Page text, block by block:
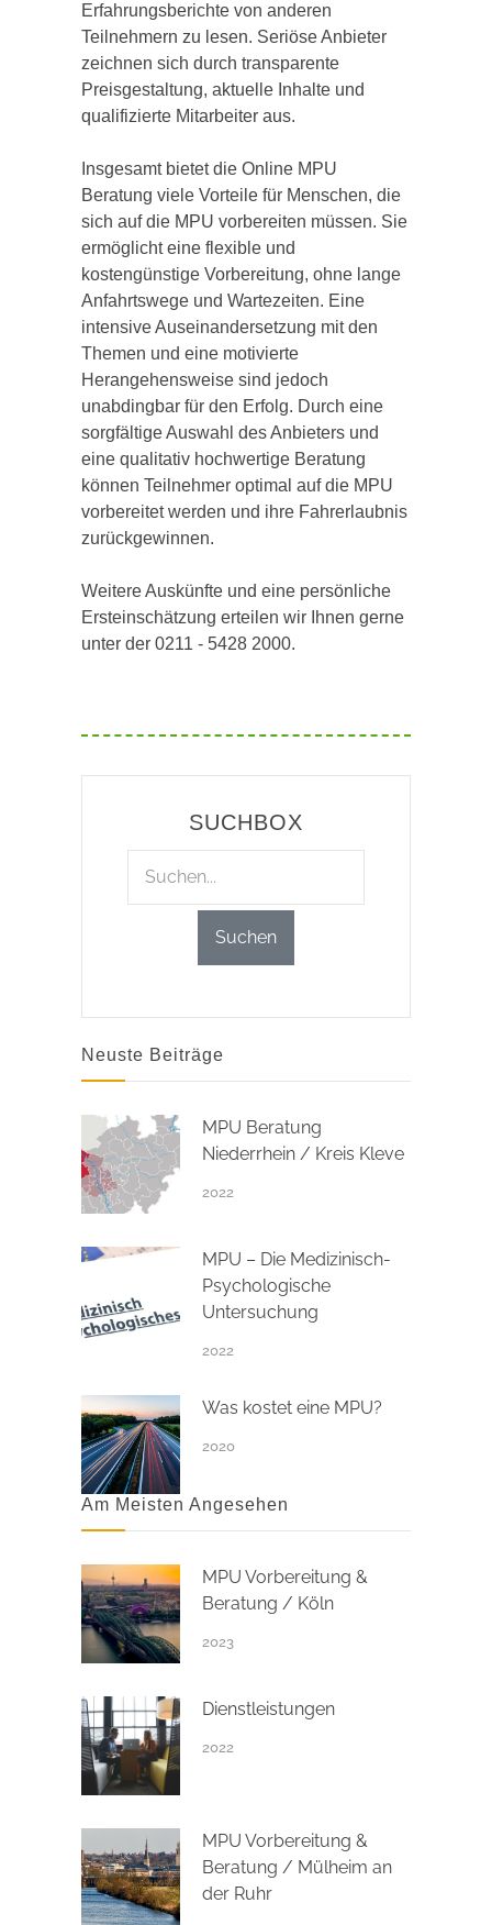
Erfahrungsberichte von anderen
Teilnehmern zu lesen. Seriöse Anbieter
zeichnen sich durch transparente
Preisgestaltung, aktuelle Inhalte und
qualifizierte Mitarbeiter aus.
Insgesamt bietet die Online MPU
Beratung viele Vorteile für Menschen, die
sich auf die MPU vorbereiten müssen. Sie
ermöglicht eine flexible und
kostengünstige Vorbereitung, ohne lange
Anfahrtswege und Wartezeiten. Eine
intensive Auseinandersetzung mit den
Themen und eine motivierte
Herangehensweise sind jedoch
unabdingbar für den Erfolg. Durch eine
sorgfältige Auswahl des Anbieters und
eine qualitativ hochwertige Beratung
können Teilnehmer optimal auf die MPU
vorbereitet werden und ihre Fahrerlaubnis
zurückgewinnen.
Weitere Auskünfte und eine persönliche
Ersteinschätzung erteilen wir Ihnen gerne
unter der 0211 - 5428 2000.
SUCHBOX
Neuste Beiträge
MPU Beratung
Niederrhein / Kreis Kleve
2022
MPU – Die Medizinisch-
Psychologische
Untersuchung
2022
Was kostet eine MPU?
2020
Am Meisten Angesehen
MPU Vorbereitung &
Beratung / Köln
2023
Dienstleistungen
2022
MPU Vorbereitung &
Beratung / Mülheim an
der Ruhr